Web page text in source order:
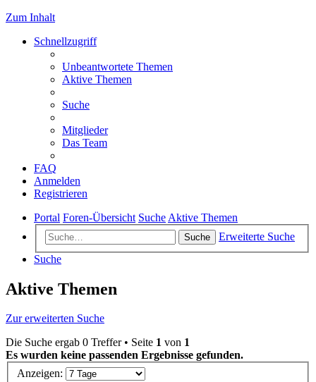
Zum Inhalt
Schnellzugriff
Unbeantwortete Themen
Aktive Themen
Suche
Mitglieder
Das Team
FAQ
Anmelden
Registrieren
Portal Foren-Übersicht Suche Aktive Themen
Suche
Erweiterte Suche
Suche
Aktive Themen
Zur erweiterten Suche
Die Suche ergab 0 Treffer • Seite 1 von 1
Es wurden keine passenden Ergebnisse gefunden.
Anzeigen: